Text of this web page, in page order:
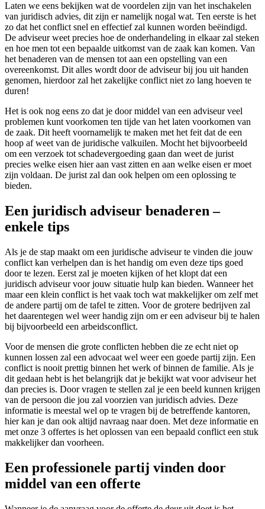
Laten we eens bekijken wat de voordelen zijn van het inschakelen
van juridisch advies, dit zijn er namelijk nogal wat. Ten eerste is het
zo dat het conflict snel en effectief zal kunnen worden beëindigd.
De adviseur weet precies hoe de onderhandeling in elkaar zal steken
en hoe men tot een bepaalde uitkomst van de zaak kan komen. Van
het benaderen van de mensen tot aan een opstelling van een
overeenkomst. Dit alles wordt door de adviseur bij jou uit handen
genomen, hierdoor zal het zakelijke conflict niet zo lang hoeven te
duren!
Het is ook nog eens zo dat je door middel van een adviseur veel
problemen kunt voorkomen ten tijde van het laten voorkomen van
de zaak. Dit heeft voornamelijk te maken met het feit dat de een
hoop af weet van de juridische valkuilen. Mocht het bijvoorbeeld
om een verzoek tot schadevergoeding gaan dan weet de jurist
precies welke eisen hier aan vast zitten en aan welke eisen er moet
zijn voldaan. De jurist zal dan ook helpen om een oplossing te
bieden.
Een juridisch adviseur benaderen –
enkele tips
Als je de stap maakt om een juridische adviseur te vinden die jouw
conflict kan verhelpen dan is het handig om even deze tips goed
door te lezen. Eerst zal je moeten kijken of het klopt dat een
juridisch adviseur voor jouw situatie hulp kan bieden. Wanneer het
maar een klein conflict is het vaak toch wat makkelijker om zelf met
de andere partij om de tafel te zitten. Voor de grotere bedrijven zal
het daarentegen wel weer handig zijn om er een adviseur bij te halen
bij bijvoorbeeld een arbeidsconflict.
Voor de mensen die grote conflicten hebben die ze echt niet op
kunnen lossen zal een advocaat wel weer een goede partij zijn. Een
conflict is nooit prettig binnen het werk of binnen de familie. Als je
dit gedaan hebt is het belangrijk dat je bekijkt wat voor adviseur het
dan precies is. Door vragen te stellen zal je een beeld kunnen krijgen
van de persoon die jou zal voorzien van juridisch advies. Deze
informatie is meestal wel op te vragen bij de betreffende kantoren,
hier kan je dan ook altijd navraag naar doen. Met deze informatie en
met onze 3 offertes is het oplossen van een bepaald conflict een stuk
makkelijker dan voorheen.
Een professionele partij vinden door
middel van een offerte